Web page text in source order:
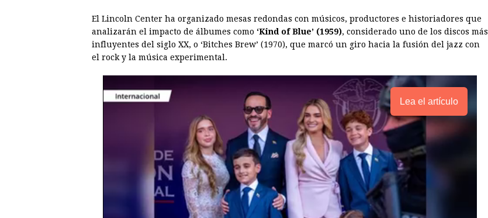
El Lincoln Center ha organizado mesas redondas con músicos, productores e historiadores que
analizarán el impacto de álbumes como ‘Kind of Blue’ (1959), considerado uno de los discos más
influyentes del siglo XX, o ‘Bitches Brew’ (1970), que marcó un giro hacia la fusión del jazz con
el rock y la música experimental.
Lea el artículo